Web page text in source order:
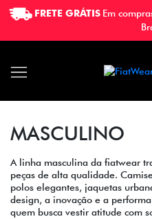
FRETE GRÁTIS Em
FRETE GRÁTIS Em
MASCULINO
A linha masculina da fiatwear
peças de alta qualidade.
polos elegantes, jaquetas
design, a inovação e a
quem busca vestir atitude com